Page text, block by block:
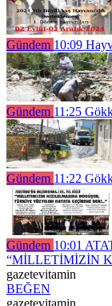
Gündem 10:09
Gündem 11:25
Gündem 11:22
Gündem 10:01
“MİLLETİMİZİN
gazetevitamin
BEĞEN
gazetevitamin